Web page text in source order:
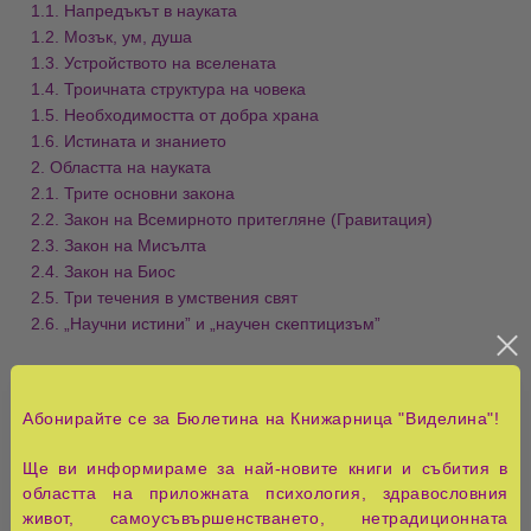
1.1. Напредъкът в науката
1.2. Мозък, ум, душа
1.3. Устройството на вселената
1.4. Троичната структура на човека
1.5. Необходимостта от добра храна
1.6. Истината и знанието
2. Областта на науката
2.1. Трите основни закона
2.2. Закон на Всемирното притегляне (Гравитация)
2.3. Закон на Мисълта
2.4. Закон на Биос
2.5. Три течения в умствения свят
2.6. „Научни истини” и „научен скептицизъм”
І. Живи, разумни сили на природата
1. Вътрешното сродство на Цялото и неговите части
2. Съграждане Царството Божие на земята
Абонирайте се за Бюлетина на Книжарница "Виделина"!
Ще ви информираме за най-новите книги и събития в
областта на приложната психология, здравословния
живот, самоусъвършенстването, нетрадиционната